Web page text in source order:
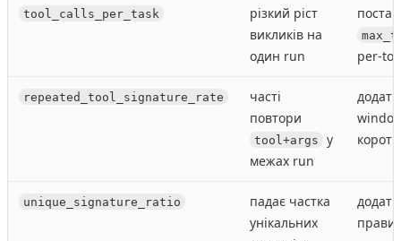
tool_calls_per_task
різкий ріст
викликів на
один run
per-
repeated_tool_signature_rate
часті
повтори
tool+args
у
межах run
unique_signature_ratio
падає частка
унікальних